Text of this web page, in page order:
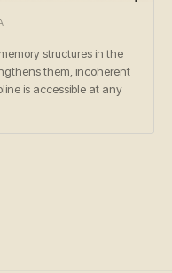
structures in the
them, incoherent
is accessible at any